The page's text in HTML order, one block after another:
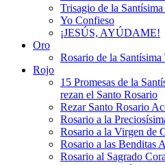
Trisagio de la
Yo Confieso
¡JESÚS, AYÚDAME!
Oro
Rosario de la Santísima
Rojo
15 Promesas de la
rezan el Santo Rosario
Rezar Santo Rosario
Rosario a la
Rosario a la Virgen de
Rosario a las Benditas
Rosario al Sagrado